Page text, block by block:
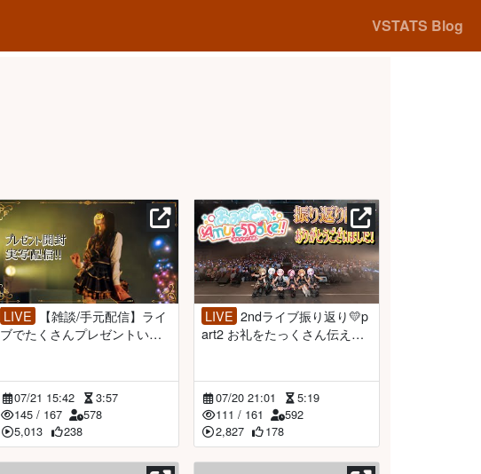
VSTATS Blog
LIVE
ブでたくさんプレゼントいた
07/21 15:42
3:57
145 / 167
578
5,013
238
LIVE
art2 お礼をたっくさん伝える
07/20 21:01
5:19
111 / 161
592
2,827
178